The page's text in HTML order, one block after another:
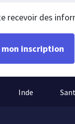
recevoir des
Inde